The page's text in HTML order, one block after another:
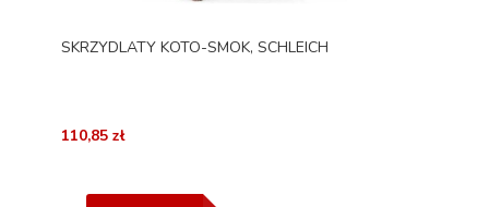
SKRZYDLATY KOTO-SMOK, SCHLEICH
110,85 zł